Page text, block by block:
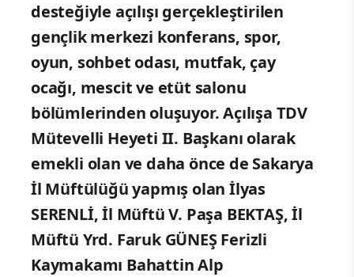
desteğiyle açılışı gerçekleştirilen
gençlik merkezi konferans, spor,
oyun, sohbet odası, mutfak, çay
ocağı, mescit ve etüt salonu
bölümlerinden oluşuyor. Açılışa TDV
Mütevelli Heyeti II. Başkanı olarak
emekli olan ve daha önce de Sakarya
İl Müftülüğü yapmış olan İlyas
SERENLİ, İl Müftü V. Paşa BEKTAŞ, İl
Müftü Yrd. Faruk GÜNEŞ Ferizli
Kaymakamı Bahattin Alp